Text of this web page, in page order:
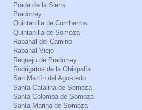
Prada de la Sierra
Pradorrey
Quintanilla de Combarros
Quintanilla de Somoza
Rabanal del Camino
Rabanal Viejo
Requejo de Pradorrey
Rodrigatos de la Obispalía
San Martín del Agostedo
Santa Catalina de Somoza
Santa Colomba de Somoza
Santa Marina de Somoza